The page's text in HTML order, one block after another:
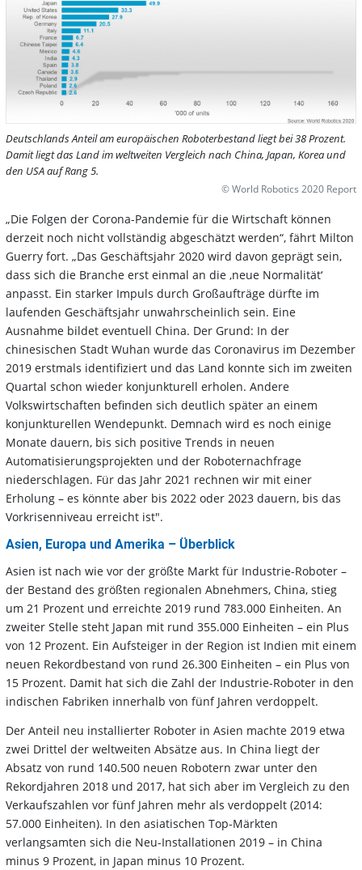
Deutschlands Anteil am europäischen Roboterbestand liegt bei 38 Prozent.
Damit liegt das Land im weltweiten Vergleich nach China, Japan, Korea und
den USA auf Rang 5.
© World Robotics 2020 Report
„Die Folgen der Corona-Pandemie für die Wirtschaft können
derzeit noch nicht vollständig abgeschätzt werden“, fährt Milton
Guerry fort. „Das Geschäftsjahr 2020 wird davon geprägt sein,
dass sich die Branche erst einmal an die ‚neue Normalität‘
anpasst. Ein starker Impuls durch Großaufträge dürfte im
laufenden Geschäftsjahr unwahrscheinlich sein. Eine
Ausnahme bildet eventuell China. Der Grund: In der
chinesischen Stadt Wuhan wurde das Coronavirus im Dezember
2019 erstmals identifiziert und das Land konnte sich im zweiten
Quartal schon wieder konjunkturell erholen. Andere
Volkswirtschaften befinden sich deutlich später an einem
konjunkturellen Wendepunkt. Demnach wird es noch einige
Monate dauern, bis sich positive Trends in neuen
Automatisierungsprojekten und der Roboternachfrage
niederschlagen. Für das Jahr 2021 rechnen wir mit einer
Erholung – es könnte aber bis 2022 oder 2023 dauern, bis das
Vorkrisenniveau erreicht ist".
Asien, Europa und Amerika – Überblick
Asien ist nach wie vor der größte Markt für Industrie-Roboter –
der Bestand des größten regionalen Abnehmers, China, stieg
um 21 Prozent und erreichte 2019 rund 783.000 Einheiten. An
zweiter Stelle steht Japan mit rund 355.000 Einheiten – ein Plus
von 12 Prozent. Ein Aufsteiger in der Region ist Indien mit einem
neuen Rekordbestand von rund 26.300 Einheiten – ein Plus von
15 Prozent. Damit hat sich die Zahl der Industrie-Roboter in den
indischen Fabriken innerhalb von fünf Jahren verdoppelt.
Der Anteil neu installierter Roboter in Asien machte 2019 etwa
zwei Drittel der weltweiten Absätze aus. In China liegt der
Absatz von rund 140.500 neuen Robotern zwar unter den
Rekordjahren 2018 und 2017, hat sich aber im Vergleich zu den
Verkaufszahlen vor fünf Jahren mehr als verdoppelt (2014:
57.000 Einheiten). In den asiatischen Top-Märkten
verlangsamten sich die Neu-Installationen 2019 – in China
minus 9 Prozent, in Japan minus 10 Prozent.